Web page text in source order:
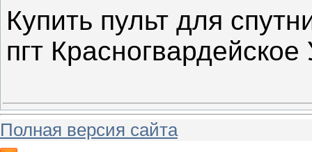
Купить пульт для
пгт
Полная версия сайта